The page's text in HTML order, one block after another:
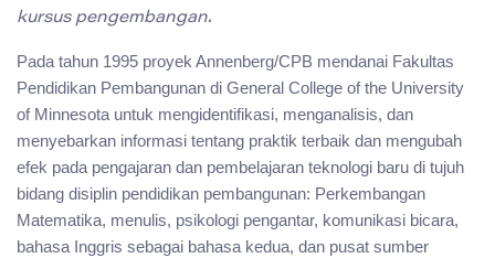
kursus pengembangan.
Pada tahun 1995 proyek Annenberg/CPB mendanai Fakultas
Pendidikan Pembangunan di General College of the University
of Minnesota untuk mengidentifikasi, menganalisis, dan
menyebarkan informasi tentang praktik terbaik dan mengubah
efek pada pengajaran dan pembelajaran teknologi baru di tujuh
bidang disiplin pendidikan pembangunan: Perkembangan
Matematika, menulis, psikologi pengantar, komunikasi bicara,
bahasa Inggris sebagai bahasa kedua, dan pusat sumber